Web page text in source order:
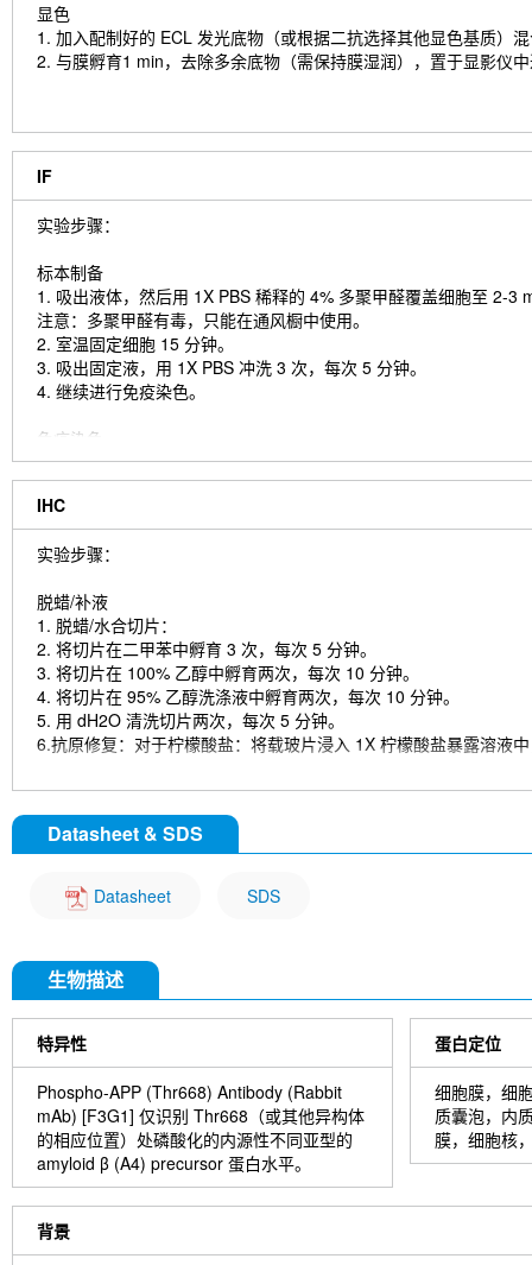
显色
1. 加入配制好的 ECL 发光底物（或根据二抗选择其他显色基质）
2. 与膜孵育1 min，去除多余底物（需保持膜湿润），置于显影仪
IF
实验步骤：
标本制备
1. 吸出液体，然后用 1X PBS 稀释的 4% 多聚甲醛覆盖细胞至 2-3
注意：多聚甲醛有毒，只能在通风橱中使用。
2. 室温固定细胞 15 分钟。
3. 吸出固定液，用 1X PBS 冲洗 3 次，每次 5 分钟。
4. 继续进行免疫染色。
免疫染色
1. 添加封闭缓冲液并在室温下孵育 60 分钟。
2. 按照建议在抗体稀释缓冲液中制备一抗稀释液。
3. 吸出封闭液，加入制备好的一抗稀释液。
4. 4°C 孵育过夜。
5. 在 1X PBS 中冲洗 3 次，每次 5 分钟。
7. 在 1X PBS 中冲洗 3 次，每次 5 分钟。
8. 使用带有 DAPI 的封固剂封固载玻片并盖上盖玻片。
9. 为获得最佳效果，请让封固剂在室温下固化过夜。 如需长期保
IHC
实验步骤：
脱蜡/补液
1. 脱蜡/水合切片：
2. 将切片在二甲苯中孵育 3 次，每次 5 分钟。
3. 将切片在 100% 乙醇中孵育两次，每次 10 分钟。
4. 将切片在 95% 乙醇洗涤液中孵育两次，每次 10 分钟。
5. 用 dH2O 清洗切片两次，每次 5 分钟。
6.抗原修复：对于柠檬酸盐：将载玻片浸入 1X 柠檬酸盐暴露溶液
染色
1. 用 dH2O 清洗切片 3 次，每次 5 分钟。
2. 将切片在 3% 过氧化氢中孵育 10 分钟。
4. 在洗涤缓冲液中洗涤切片 5 分钟。
5. 用 100–400 µl 封闭液在室温下封闭每个切片 1 小时。
7. 去除抗体溶液，用洗涤缓冲液洗涤切片 3 次，每次 5 分钟。
8. 用 1-3 滴所需的 HRPA 覆盖切片。 在加湿室中室温孵育 30 分钟
9. 用洗涤缓冲液洗涤切片 3 次，每次 5 分钟。
10. 使用前将 DAB 显色剂浓缩液加入 DAB 稀释液中并充分混合。
11. 在每个切片上涂抹 100–400 µl DAB 并密切监测。 1-10 分钟通
13. 如果需要，用苏木精复染切片。
14. 用 dH2O 清洗切片两次，每次 5 分钟。
15. 切片脱水：95%乙醇孵育切片两次，每次 10 秒； 在 100%
16. 用盖玻片和封固剂封固切片。
Datasheet & SDS
Datasheet SDS
生物描述
特异性
Phospho-APP (Thr668) Antibody (Rabbit
mAb) [F3G1] 仅识别 Thr668（或其他异构体
的相应位置）处磷酸化的内源性不同亚型的
amyloid β (A4) precursor 蛋白水平。
蛋白定位
细胞膜，细
质囊泡，内
膜，细胞核
背景